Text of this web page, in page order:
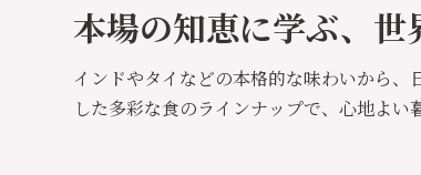
本場の知恵に学ぶ、
インドやタイなどの本格的な味わいから
した多彩な食のラインナップで、心地よい